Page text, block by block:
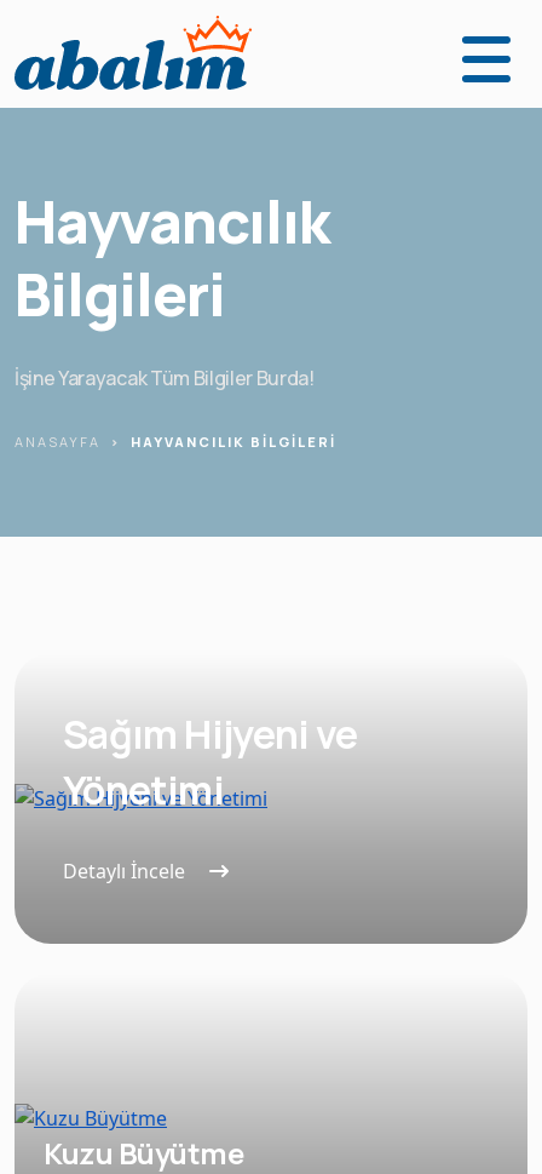
Anasayfa
Fabrikalarımız
Kurumsal
Abalım Yanımda
Hayvancılık
Bilgileri
İşine Yarayacak Tüm Bilgiler Burda!
ANASAYFA HAYVANCILIK BILGILERI
Sağım Hijyeni ve
Yönetimi
Detaylı İncele
Kuzu Büyütme